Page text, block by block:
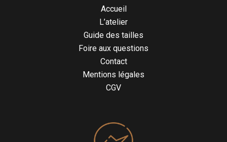
Accueil
L’atelier
Guide des tailles
Foire aux questions
Contact
Mentions légales
CGV